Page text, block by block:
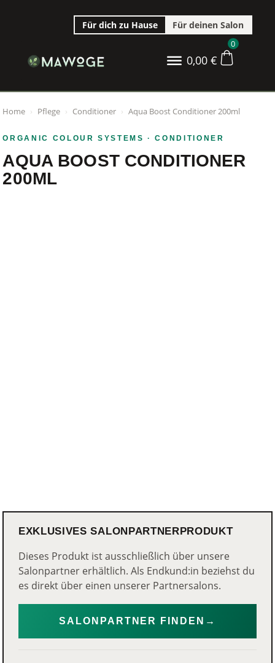
Für dich zu Hause Für deinen Salon
0,00 €
0
Home › Pflege › Conditioner › Aqua Boost Conditioner 200ml
ORGANIC COLOUR SYSTEMS · CONDITIONER
AQUA BOOST CONDITIONER
200ML
EXKLUSIVES SALONPARTNERPRODUKT
Dieses Produkt ist ausschließlich über unsere
Salonpartner erhältlich. Als Endkund:in beziehst du
es direkt über einen unserer Partnersalons.
SALONPARTNER FINDEN →